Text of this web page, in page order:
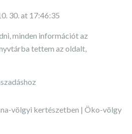
30. at 17:46:35
minden információt az
tettem az oldalt,
völgyi kertészetben | Öko-völgy